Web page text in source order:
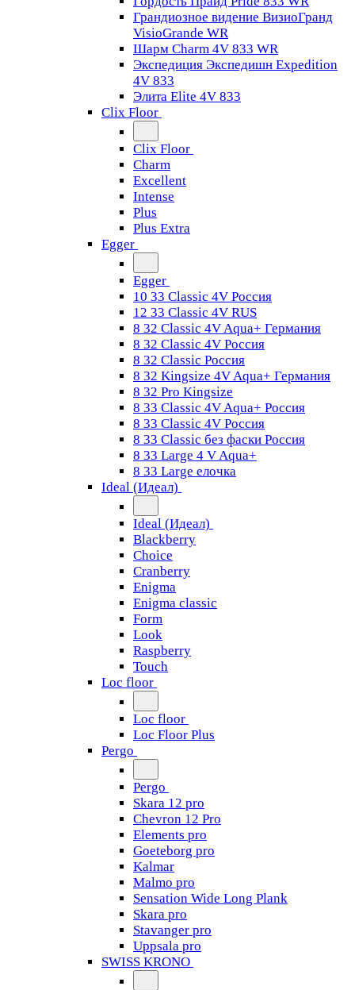
Грандиозное видение ВизиоГранд
VisioGrande WR
Шарм Charm 4V 833 WR
Экспедиция Экспедишн Expedition
4V 833
Элита Elite 4V 833
Clix Floor
Clix Floor
Charm
Excellent
Intense
Plus
Plus Extra
Egger
Egger
10 33 Classic 4V Россия
12 33 Classic 4V RUS
8 32 Classic 4V Aqua+ Германия
8 32 Classic 4V Россия
8 32 Classic Россия
8 32 Kingsize 4V Aqua+ Германия
8 32 Pro Kingsize
8 33 Classic 4V Aqua+ Россия
8 33 Classic 4V Россия
8 33 Classic без фаски Россия
8 33 Large 4 V Aqua+
8 33 Large елочка
Ideal (Идеал)
Ideal (Идеал)
Blackberry
Choice
Cranberry
Enigma
Enigma classic
Form
Look
Raspberry
Touch
Loc floor
Loc floor
Loc Floor Plus
Pergo
Pergo
Skara 12 pro
Chevron 12 Pro
Elements pro
Goeteborg pro
Kalmar
Malmo pro
Sensation Wide Long Plank
Skara pro
Stavanger pro
Uppsala pro
SWISS KRONO